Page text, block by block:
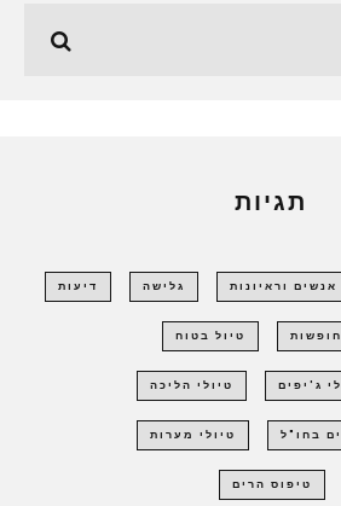
תגיות
אנשים וראיונות גלישה דיעות
חופשות טיול בטוח
ג'יפים טיולי הליכה
בחו"ל טיולי מערות
טיפוס הרים